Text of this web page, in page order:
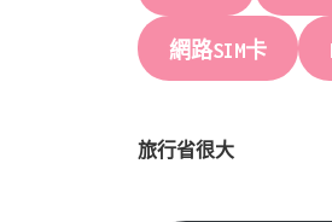
網路SIM卡
旅行省很大